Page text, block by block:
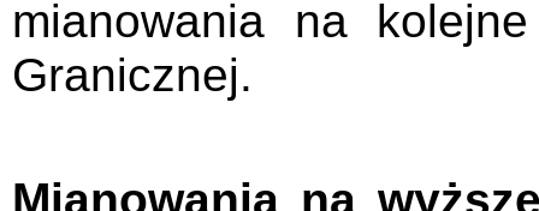
mianowania na
Granicznej.
Mianowania na